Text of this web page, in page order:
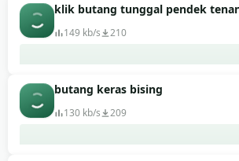
klik butang tunggal pendek
149 kb/s 210
butang keras bising
130 kb/s 209